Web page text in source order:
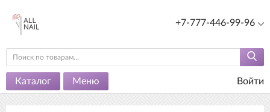
+7-777-446-99-96
Каталог Меню Войти